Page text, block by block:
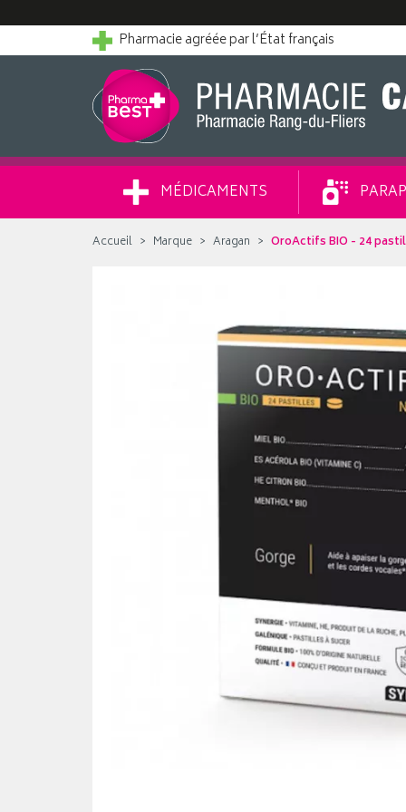
Pharmacie agréée par l’État français
MÉDICAMENTS
Accueil Marque Aragan OroActifs BIO - 24